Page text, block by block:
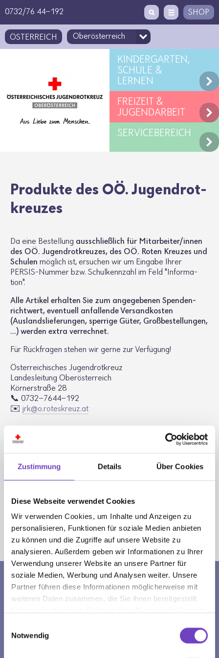
Zustimmung Details Über Cookies
Diese Webseite verwendet Cookies
Wir verwenden Cookies, um Inhalte und Anzeigen zu
personalisieren, Funktionen für soziale Medien anbieten
zu können und die Zugriffe auf unsere Website zu
analysieren. Außerdem geben wir Informationen zu Ihrer
Verwendung unserer Website an unsere Partner für
soziale Medien, Werbung und Analysen weiter. Unsere
Partner führen diese Informationen möglicherweise mit
weiteren Daten zusammen, die Sie ihnen bereitgestellt
Notwendig
0732/76 44-192 SHOP
ÖSTERREICH
KINDERGARTEN,
SCHULE &
LERNEN
FREIZEIT &
JUGENDARBEIT
SERVICEBEREICH
Produkte des OÖ. Jugend­rot­
kreuzes
Da eine Bestel­lung ausschlie­ß­lich für Mitar­beiter/innen
des OÖ. Jugend­rot­kreuzes, des OÖ. Roten Kreuzes und
Schulen möglich ist, ersu­chen wir um Eingabe Ihrer
PERSIS-Nummer bzw. Schul­kenn­zahl im Feld "Infor­ma­
tion".
Alle Artikel erhalten Sie zum ange­ge­benen Spen­den­
richt­wert, even­tuell anfal­lende Versand­kosten
(Auslands­lie­fe­rungen, sper­rige Güter, Groß­be­stel­lungen,
...) werden extra verrechnet.
Für Rück­fragen stehen wir gerne zur Verfü­gung!
Öster­rei­chi­sches Jugend­rot­kreuz
Landes­lei­tung Ober­ös­ter­reich
Körner­straße 28
📞 0732-7644-192
✉️ jrk@​o.​roteskreuz.​at
ZUM ONLINE SHOP:
Sie sind hier:
Jugendrotkreuz
Oberösterreich JRK-Produkte
BANKVERBINDUNG
EmpfängerIn: ÖRK, LVOÖ
BIC: ASPKAT 2LXXX